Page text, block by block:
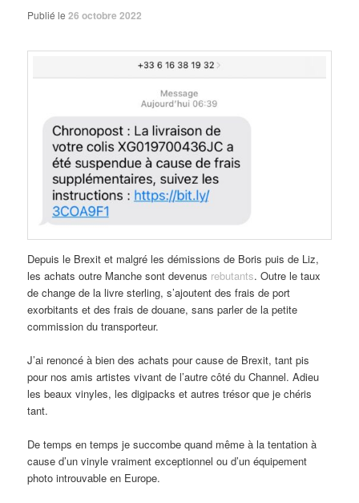
Publié le26 octobre 2022
Depuis le Brexit et malgré les démissions de Boris puis de Liz,
les achats outre Manche sont devenus rebutants. Outre le taux
de change de la livre sterling, s’ajoutent des frais de port
exorbitants et des frais de douane, sans parler de la petite
commission du transporteur.
J’ai renoncé à bien des achats pour cause de Brexit, tant pis
pour nos amis artistes vivant de l’autre côté du Channel. Adieu
les beaux vinyles, les digipacks et autres trésor que je chéris
tant.
De temps en temps je succombe quand même à la tentation à
cause d’un vinyle vraiment exceptionnel ou d’un équipement
photo introuvable en Europe.